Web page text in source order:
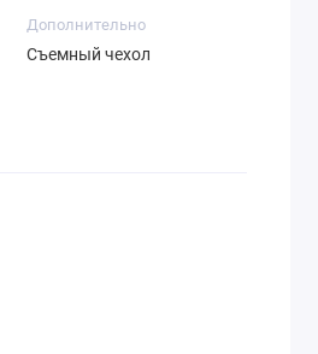
Дополнительно
Съемный чехол